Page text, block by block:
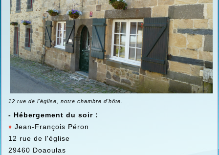
12 rue de l'église, notre chambre d'hôte.
- Hébergement du soir :
♦ Jean-François Péron
12 rue de l'église
29460 Doaoulas